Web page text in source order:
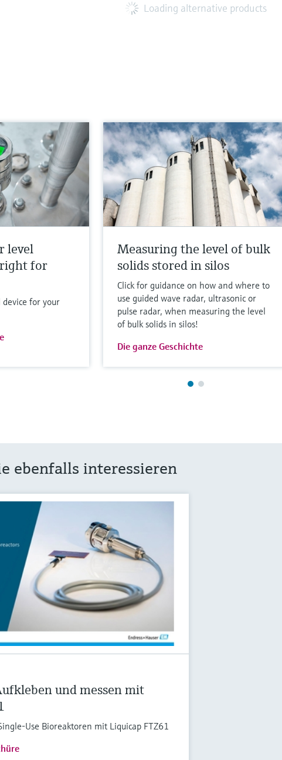
Loading alternative products
level
for
for your
Measuring the level of bulk
solids stored in silos
Click for guidance on how and where to
use guided wave radar, ultrasonic or
pulse radar, when measuring the level
of bulk solids in silos!
Die ganze Geschichte
ebenfalls interessieren
und messen mit
Use Bioreaktoren mit Liquicap FTZ61